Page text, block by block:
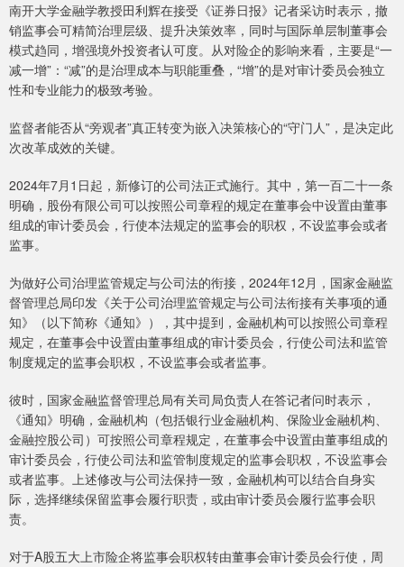
南开大学金融学教授田利辉在接受《证券日报》记者采访时表示，撤
销监事会可精简治理层级、提升决策效率，同时与国际单层制董事会
模式趋同，增强境外投资者认可度。从对险企的影响来看，主要是“一
减一增”：“减”的是治理成本与职能重叠，“增”的是对审计委员会独立
性和专业能力的极致考验。
监督者能否从“旁观者”真正转变为嵌入决策核心的“守门人”，是决定此
次改革成效的关键。
2024年7月1日起，新修订的公司法正式施行。其中，第一百二十一条
明确，股份有限公司可以按照公司章程的规定在董事会中设置由董事
组成的审计委员会，行使本法规定的监事会的职权，不设监事会或者
监事。
为做好公司治理监管规定与公司法的衔接，2024年12月，国家金融监
督管理总局印发《关于公司治理监管规定与公司法衔接有关事项的通
知》（以下简称《通知》），其中提到，金融机构可以按照公司章程
规定，在董事会中设置由董事组成的审计委员会，行使公司法和监管
制度规定的监事会职权，不设监事会或者监事。
彼时，国家金融监督管理总局有关司局负责人在答记者问时表示，
《通知》明确，金融机构（包括银行业金融机构、保险业金融机构、
金融控股公司）可按照公司章程规定，在董事会中设置由董事组成的
审计委员会，行使公司法和监管制度规定的监事会职权，不设监事会
或者监事。上述修改与公司法保持一致，金融机构可以结合自身实
际，选择继续保留监事会履行职责，或由审计委员会履行监事会职
责。
对于A股五大上市险企将监事会职权转由董事会审计委员会行使，周